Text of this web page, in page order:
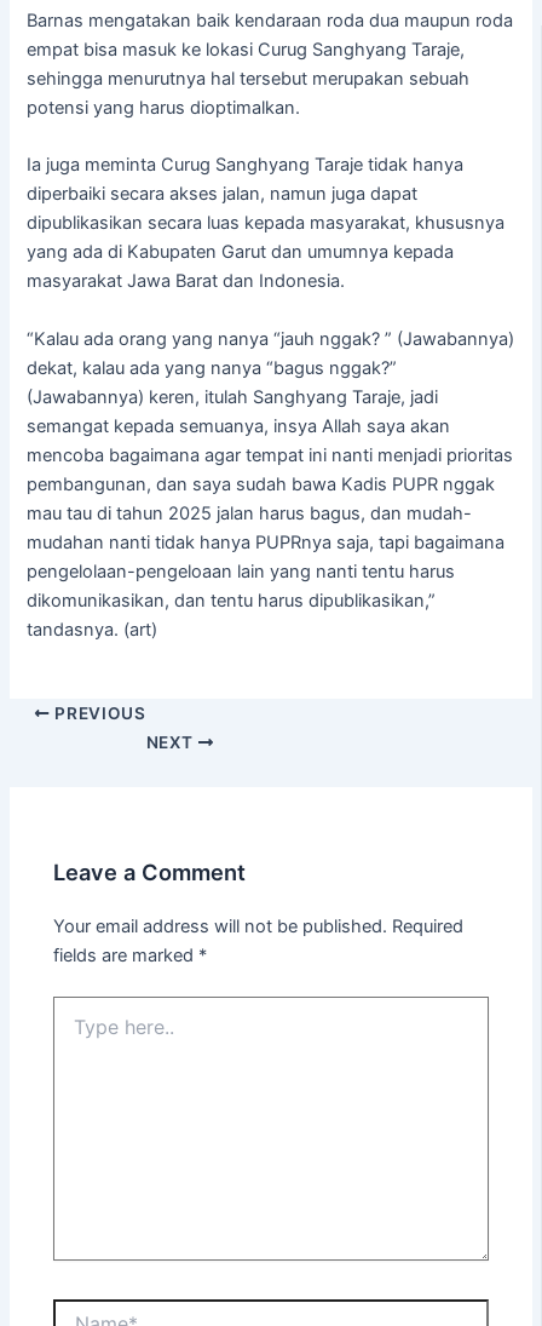
Barnas mengatakan baik kendaraan roda dua maupun roda
empat bisa masuk ke lokasi Curug Sanghyang Taraje,
sehingga menurutnya hal tersebut merupakan sebuah
potensi yang harus dioptimalkan.
Ia juga meminta Curug Sanghyang Taraje tidak hanya
diperbaiki secara akses jalan, namun juga dapat
dipublikasikan secara luas kepada masyarakat, khususnya
yang ada di Kabupaten Garut dan umumnya kepada
masyarakat Jawa Barat dan Indonesia.
“Kalau ada orang yang nanya “jauh nggak? ” (Jawabannya)
dekat, kalau ada yang nanya “bagus nggak?”
(Jawabannya) keren, itulah Sanghyang Taraje, jadi
semangat kepada semuanya, insya Allah saya akan
mencoba bagaimana agar tempat ini nanti menjadi prioritas
pembangunan, dan saya sudah bawa Kadis PUPR nggak
mau tau di tahun 2025 jalan harus bagus, dan mudah-
mudahan nanti tidak hanya PUPRnya saja, tapi bagaimana
pengelolaan-pengeloaan lain yang nanti tentu harus
dikomunikasikan, dan tentu harus dipublikasikan,”
tandasnya. (art)
PREVIOUS
NEXT
Leave a Comment
Your email address will not be published. Required
fields are marked *
here..